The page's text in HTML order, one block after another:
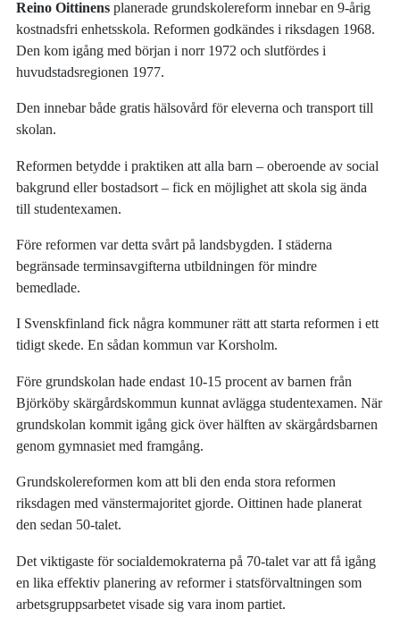
Reino Oittinens planerade grundskolereform innebar en 9-årig
kostnadsfri enhetsskola. Reformen godkändes i riksdagen 1968.
Den kom igång med början i norr 1972 och slutfördes i
huvudstadsregionen 1977.
Den innebar både gratis hälsovård för eleverna och transport till
skolan.
Reformen betydde i praktiken att alla barn – oberoende av social
bakgrund eller bostadsort – fick en möjlighet att skola sig ända
till studentexamen.
Före reformen var detta svårt på landsbygden. I städerna
begränsade terminsavgifterna utbildningen för mindre
bemedlade.
I Svenskfinland fick några kommuner rätt att starta reformen i ett
tidigt skede. En sådan kommun var Korsholm.
Före grundskolan hade endast 10-15 procent av barnen från
Björköby skärgårdskommun kunnat avlägga studentexamen. När
grundskolan kommit igång gick över hälften av skärgårdsbarnen
genom gymnasiet med framgång.
Grundskolereformen kom att bli den enda stora reformen
riksdagen med vänstermajoritet gjorde. Oittinen hade planerat
den sedan 50-talet.
Det viktigaste för socialdemokraterna på 70-talet var att få igång
en lika effektiv planering av reformer i statsförvaltningen som
arbetsgruppsarbetet visade sig vara inom partiet.